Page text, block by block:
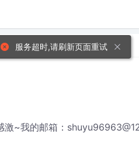
激~我的邮箱：
服务超时,请刷新页面重试